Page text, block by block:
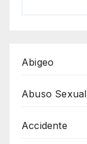
Abigeo
Abuso Sexual
Accidente